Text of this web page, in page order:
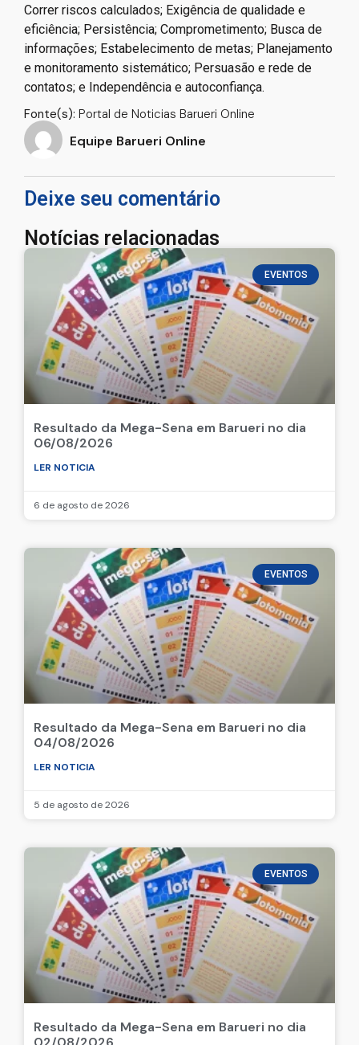
Correr riscos calculados; Exigência de qualidade e
eficiência; Persistência; Comprometimento; Busca de
informações; Estabelecimento de metas; Planejamento
e monitoramento sistemático; Persuasão e rede de
contatos; e Independência e autoconfiança.
Fonte(s): Portal de Noticias Barueri Online
Equipe Barueri Online
Deixe seu comentário
Notícias relacionadas
EVENTOS
Resultado da Mega-Sena em Barueri no dia
06/08/2026
LER NOTICIA
6 de agosto de 2026
EVENTOS
Resultado da Mega-Sena em Barueri no dia
04/08/2026
LER NOTICIA
5 de agosto de 2026
EVENTOS
Resultado da Mega-Sena em Barueri no dia